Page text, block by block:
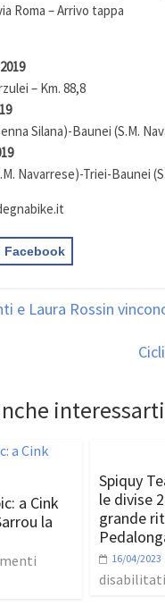
Roma – Arrivo tappa
– Km. 88,8
Silana)-Baunei (S.M.
Navarrese)-Triei-Baunei
Facebook
e Laura Rossin
interessarti
a Cink
la
Spiquy
le divise
grande
16/04/2023
disabilitati